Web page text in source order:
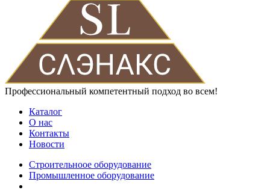
Профессиональный компетентный подход во всем!
Каталог
О нас
Контакты
Новости
Строительноое оборудование
Промышленное оборудование